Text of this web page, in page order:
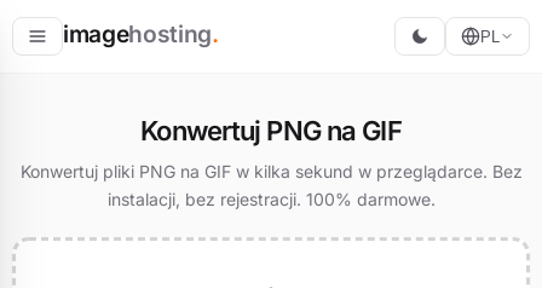
imagehosting.
Zmień rozmiar
PL
Konwertuj PNG na GIF
Konwertuj pliki PNG na GIF w kilka sekund w przeglądarce. Bez
instalacji, bez rejestracji. 100% darmowe.